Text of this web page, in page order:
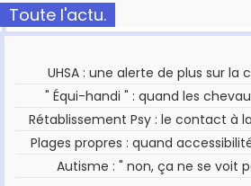
Toute l'actu.
UHSA : une alerte de plus sur la
" Équi-handi " : quand les
Rétablissement Psy : le contact à
Plages propres : quand
Autisme : " non, ça ne se voit